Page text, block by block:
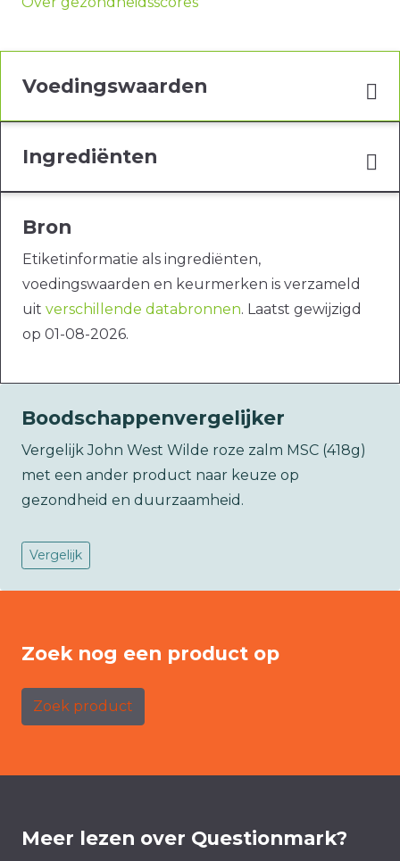
Voedingswaarden
Ingrediënten
Bron
Etiketinformatie als ingrediënten,
voedingswaarden en keurmerken is verzameld
uit verschillende databronnen. Laatst gewijzigd
op 01-08-2026.
Boodschappenvergelijker
Vergelijk John West Wilde roze zalm MSC (418g)
met een ander product naar keuze op
gezondheid en duurzaamheid.
Vergelijk
Zoek nog een product op
Zoek product
Meer lezen over Questionmark?